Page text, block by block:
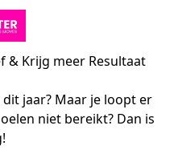
& Krijg meer Resultaat
jaar? Maar je loopt er
niet bereikt? Dan is